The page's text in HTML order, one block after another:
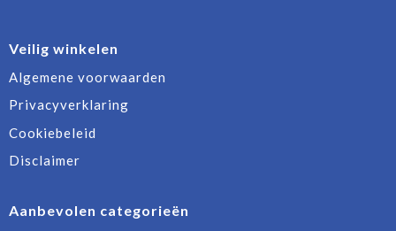
Veilig winkelen
Algemene voorwaarden
Privacyverklaring
Cookiebeleid
Disclaimer
Aanbevolen categorieën